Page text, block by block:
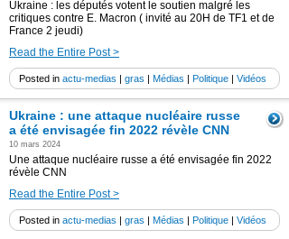
Ukraine : les députés votent le soutien malgré les
critiques contre E. Macron ( invité au 20H de TF1 et de
France 2 jeudi)
Read the Entire Post >
Posted in actu-medias | gras | Médias | Politique | Vidéos
Ukraine : une attaque nucléaire russe
a été envisagée fin 2022 révèle CNN
10 mars 2024
Une attaque nucléaire russe a été envisagée fin 2022
révèle CNN
Read the Entire Post >
Posted in actu-medias | gras | Médias | Politique | Vidéos